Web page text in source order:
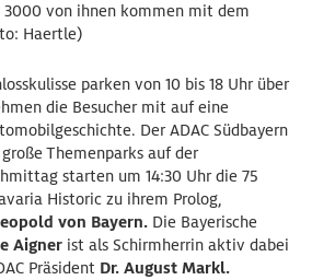
3000 von ihnen kommen mit dem
Haertle)
parken von 10 bis 18 Uhr über
die Besucher mit auf eine
Der ADAC Südbayern
Themenparks auf der
starten um 14:30 Uhr die 75
Historic zu ihrem Prolog,
von Bayern. Die Bayerische
Aigner ist als Schirmherrin aktiv dabei
Präsident Dr. August Markl.